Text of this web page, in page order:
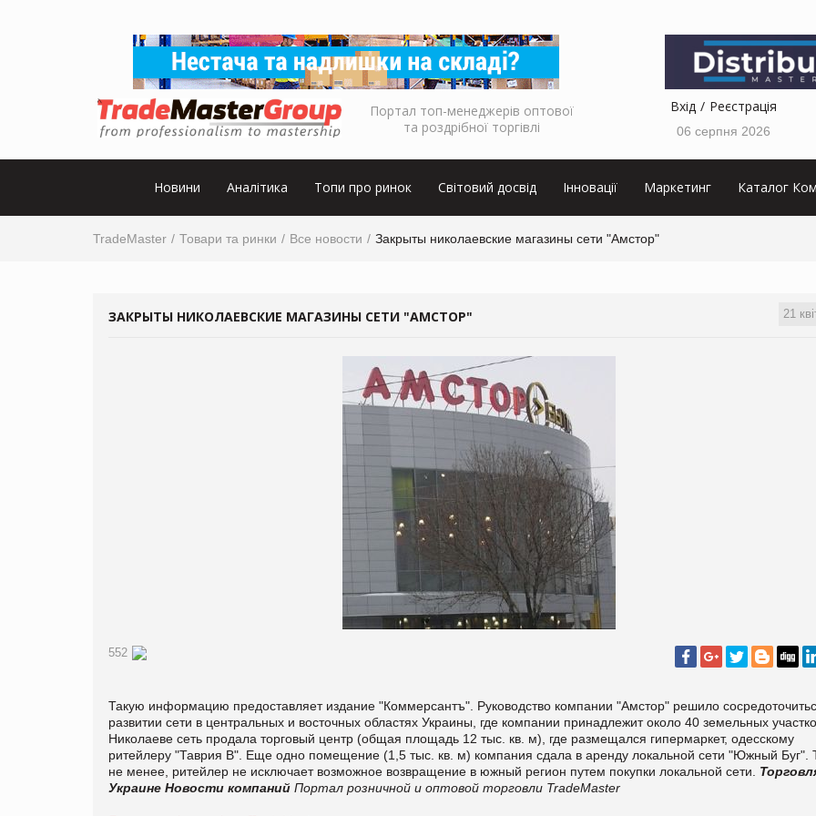
Портал топ-менеджерів оптової
та роздрібної торгівлі
Вхід Реєстрація
06 серпня 2026
Новини Аналітика Топи про ринок Світовий досвід Інновації Маркетинг Каталог
TradeMaster Товари та ринки Все новости Закрыты николаевские магазины сети "Амстор"
21
ЗАКРЫТЫ НИКОЛАЕВСКИЕ МАГАЗИНЫ СЕТИ "АМСТОР"
552
Такую информацию предоставляет издание "Коммерсантъ". Руководство компании "Амстор" решило
развитии сети в центральных и восточных областях Украины, где компании принадлежит около 40 земельных
Николаеве сеть продала торговый центр (общая площадь 12 тыс. кв. м), где размещался гипермаркет, одесскому
ритейлеру "Таврия В". Еще одно помещение (1,5 тыс. кв. м) компания сдала в аренду локальной сети "Южный Буг".
не менее, ритейлер не исключает возможное возвращение в южный регион путем покупки локальной сети.
Украине Новости компаний Портал розничной и оптовой торговли TradeMaster